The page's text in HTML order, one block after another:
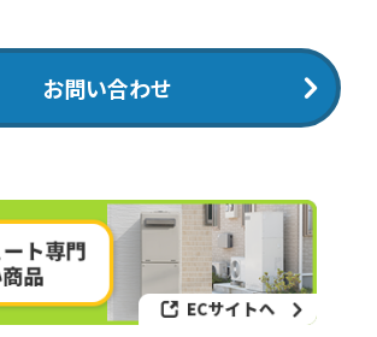
お問い合わせ